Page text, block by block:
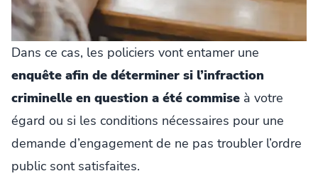
Dans ce cas, les policiers vont entamer une
enquête afin de déterminer si l’infraction
criminelle en question a été commise à votre
égard ou si les conditions nécessaires pour une
demande d’engagement de ne pas troubler l’ordre
public sont satisfaites.